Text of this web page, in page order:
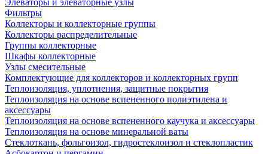
Элеваторы и элеваторные узлы
Фильтры
Коллекторы и коллекторные группы
Коллекторы распределительные
Группы коллекторные
Шкафы коллекторные
Узлы смесительные
Комплектующие для коллекторов и коллекторных групп
Теплоизоляция, уплотнения, защитные покрытия
Теплоизоляция на основе вспененного полиэтилена и
аксессуары
Теплоизоляция на основе вспененного каучука и аксессуары
Теплоизоляция на основе минеральной ваты
Стеклоткань, фольгоизол, гидростеклоизол и стеклопластик